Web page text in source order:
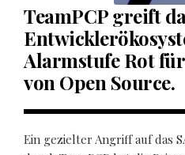
TeamPCP greift
Alarmstufe Rot
von Open Source.
Ein gezielter Angriff auf das